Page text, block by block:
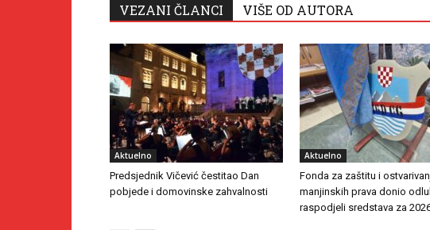
VEZANI ČLANCI VIŠE OD AUTORA
Aktuelno
Predsjednik Vičević čestitao Dan
pobjede i domovinske zahvalnosti
Aktuelno
Fonda za zaštitu i
manjinskih prava donio
raspodjeli sredstava za